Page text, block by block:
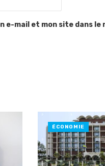
e-mail et mon site dans
ÉCONOMIE